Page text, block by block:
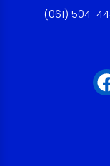
(061) 504-